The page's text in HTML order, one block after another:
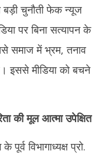
चुनौती फेक न्यूज
पर बिना सत्यापन के
समाज में भ्रम, तनाव
इससे मीडिया को बचने
की मूल आत्मा उपेक्षित
पूर्व विभागाध्यक्ष प्रो.